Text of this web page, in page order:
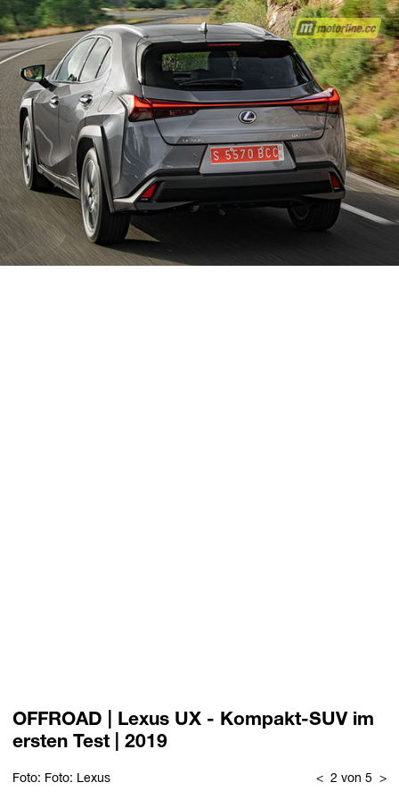
OFFROAD | Lexus UX - Kompakt-SUV im
ersten Test | 2019
Foto: Foto: Lexus < 2 von 5 >